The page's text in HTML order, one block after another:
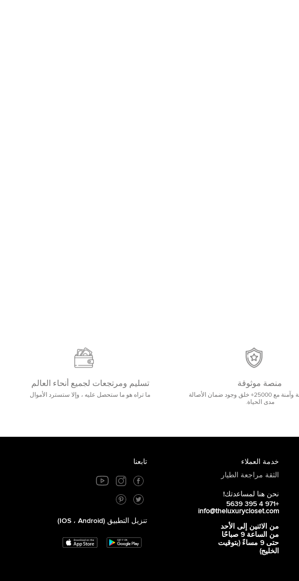
منصة موثوقة
صفيحة موثوقة وآمنة مع 25000+ خلق وجود ضمان الأصالة
مدى الحياة.
تسليم ومرتجعات لجميع أنحاء العالم
ما تراه هو ما ستحصل عليه ، وإلا ستسترد الأموال
خدمة العملاء
الثقة مراجعة الطيار
نحن هنا لمساعدتك!
+971 4 395 5639
info@theluxurycloset.com
من الاثنين إلى الأحد
من الساعة 9 صباحًا
حتى 9 مساءً (بتوقيت
الخليج)
تابعنا
تنزيل التطبيق (iOS ، Android)